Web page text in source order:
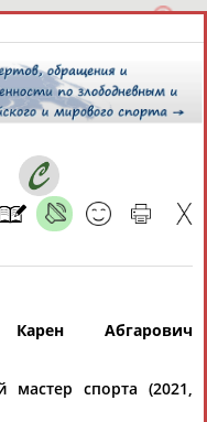
года,
Расширенный поиск
Абгарович
мастер спорта (2021,